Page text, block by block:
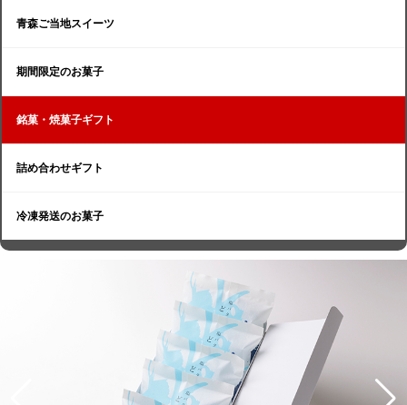
青森ご当地スイーツ
期間限定のお菓子
銘菓・焼菓子ギフト
詰め合わせギフト
冷凍発送のお菓子